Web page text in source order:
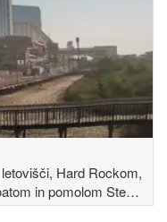
Hard Rockom,
in pomolom Steel